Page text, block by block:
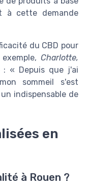
à cette demande
du CBD pour
Charlotte,
: « Depuis que j'ai
sommeil s'est
indispensable de
en
à Rouen ?